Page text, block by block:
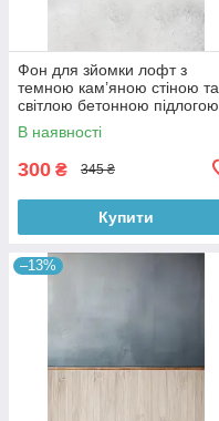
Фон для зйомки лофт з
темною кам’яною стіною та
світлою бетонною підлогою
60×90 см, №57331
В наявності
300 ₴ 345 ₴
Купити
–13%